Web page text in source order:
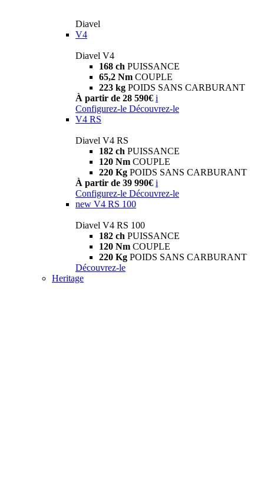
Diavel
V4
Diavel V4
168 ch PUISSANCE
65,2 Nm COUPLE
223 kg POIDS SANS CARBURANT
À partir de 28 590€ i
Configurez-le Découvrez-le
V4 RS
Diavel V4 RS
182 ch PUISSANCE
120 Nm COUPLE
220 Kg POIDS SANS CARBURANT
À partir de 39 990€ i
Configurez-le Découvrez-le
new V4 RS 100
Diavel V4 RS 100
182 ch PUISSANCE
120 Nm COUPLE
220 Kg POIDS SANS CARBURANT
Découvrez-le
Heritage